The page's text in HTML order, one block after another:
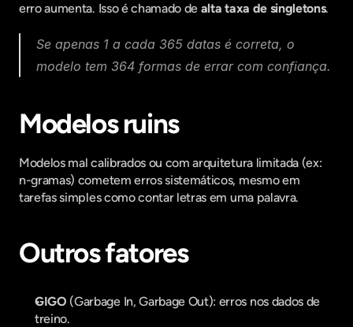
erro aumenta. Isso é chamado de alta taxa de singletons.
Se apenas 1 a cada 365 datas é correta, o
modelo tem 364 formas de errar com confiança.
Modelos ruins
Modelos mal calibrados ou com arquitetura limitada (ex:
n-gramas) cometem erros sistemáticos, mesmo em
tarefas simples como contar letras em uma palavra.
Outros fatores
GIGO (Garbage In, Garbage Out): erros nos dados de
treino.